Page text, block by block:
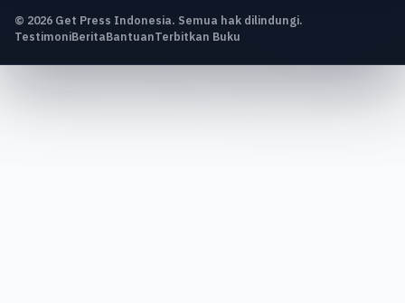
© 2026 Get Press Indonesia. Semua hak dilindungi.
TestimoniBeritaBantuanTerbitkan Buku